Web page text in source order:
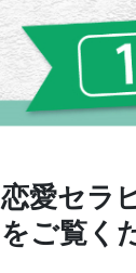
恋愛セラ
をご覧く